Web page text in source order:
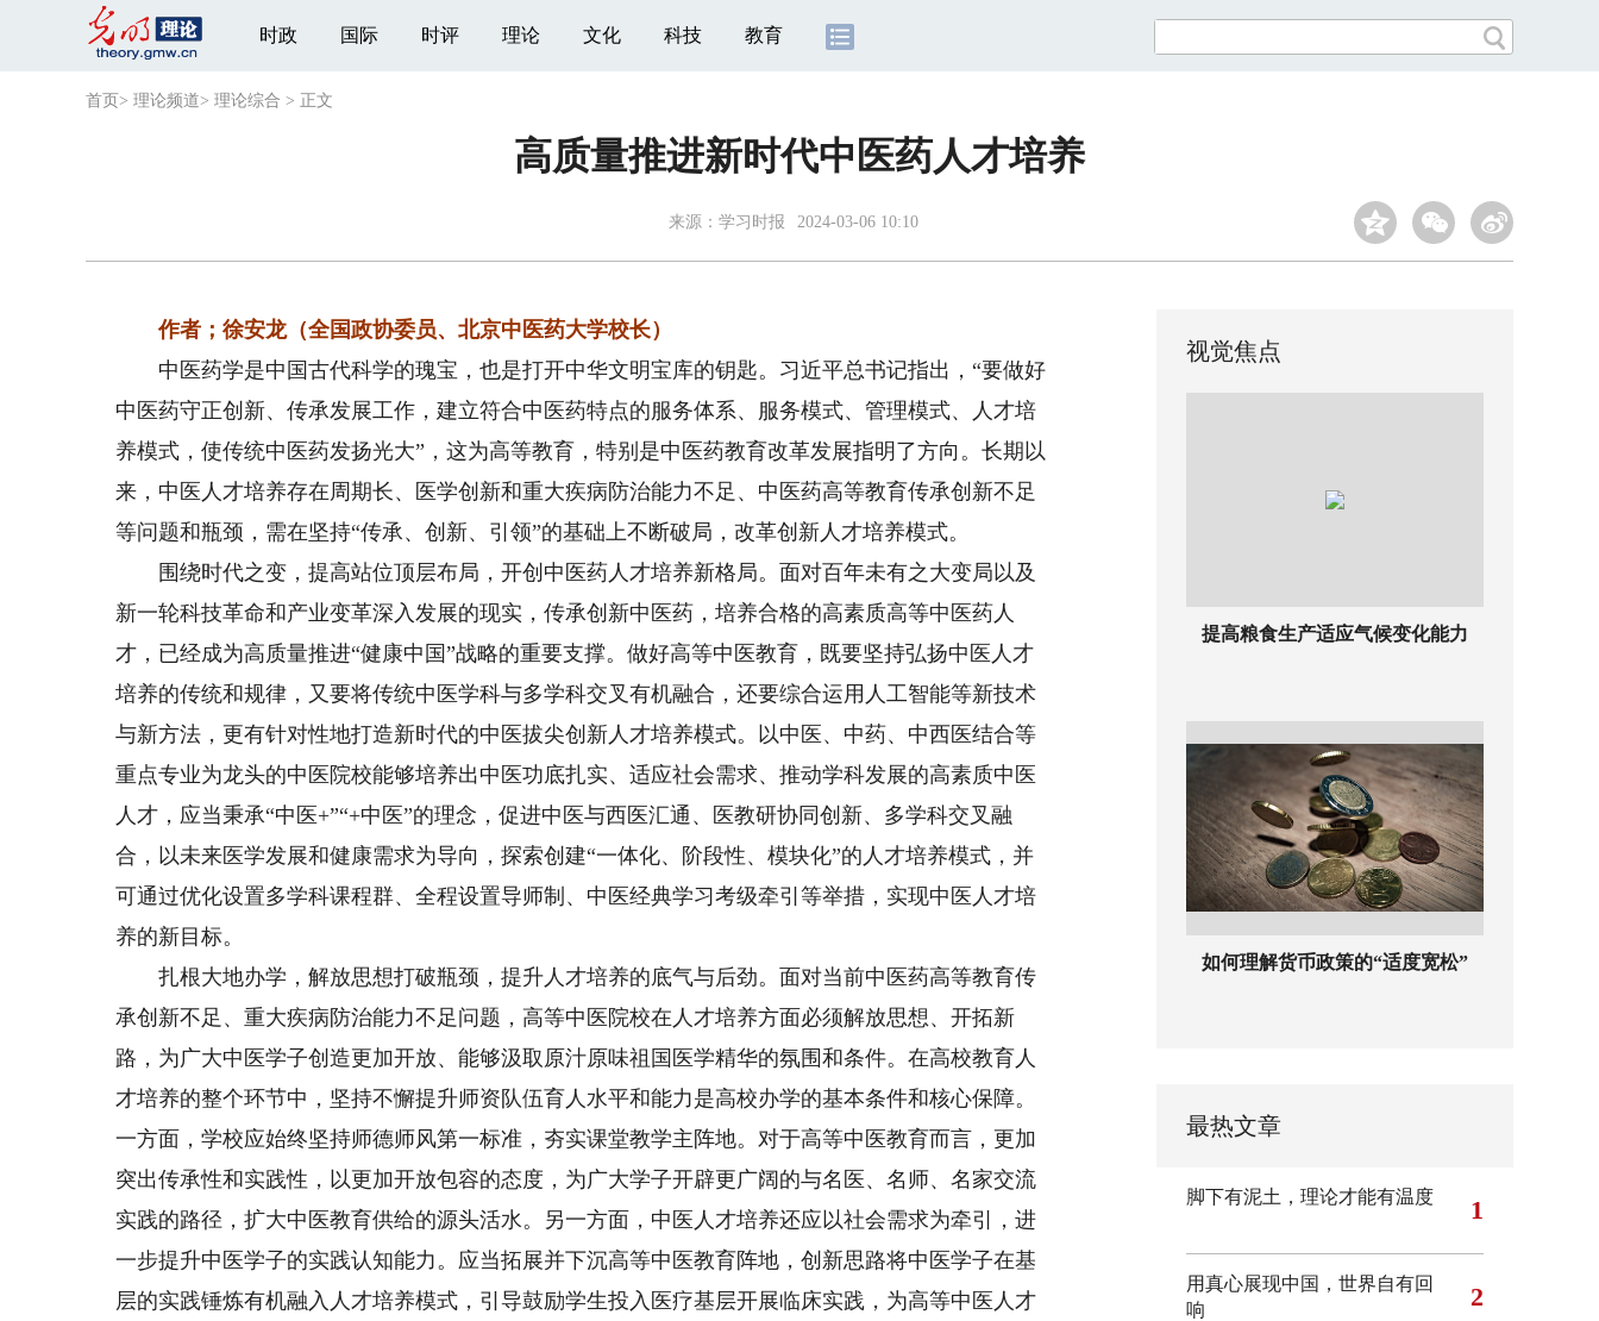
时政 国际 时评 理论 文化 科技 教育
首页 > 理论频道> 理论综合 > 正文
高质量推进新时代中医药人才培养
来源： 学习时报 2024-03-06 10:10
作者；徐安龙（全国政协委员、北京中医药大学校长）
中医药学是中国古代科学的瑰宝，也是打开中华文明宝库的钥匙。习近平总书记指出，“要做好
中医药守正创新、传承发展工作，建立符合中医药特点的服务体系、服务模式、管理模式、人才培
养模式，使传统中医药发扬光大”，这为高等教育，特别是中医药教育改革发展指明了方向。长期以
来，中医人才培养存在周期长、医学创新和重大疾病防治能力不足、中医药高等教育传承创新不足
等问题和瓶颈，需在坚持“传承、创新、引领”的基础上不断破局，改革创新人才培养模式。
围绕时代之变，提高站位顶层布局，开创中医药人才培养新格局。面对百年未有之大变局以及
新一轮科技革命和产业变革深入发展的现实，传承创新中医药，培养合格的高素质高等中医药人
才，已经成为高质量推进“健康中国”战略的重要支撑。做好高等中医教育，既要坚持弘扬中医人才
培养的传统和规律，又要将传统中医学科与多学科交叉有机融合，还要综合运用人工智能等新技术
与新方法，更有针对性地打造新时代的中医拔尖创新人才培养模式。以中医、中药、中西医结合等
重点专业为龙头的中医院校能够培养出中医功底扎实、适应社会需求、推动学科发展的高素质中医
人才，应当秉承“中医+”“+中医”的理念，促进中医与西医汇通、医教研协同创新、多学科交叉融
合，以未来医学发展和健康需求为导向，探索创建“一体化、阶段性、模块化”的人才培养模式，并
可通过优化设置多学科课程群、全程设置导师制、中医经典学习考级牵引等举措，实现中医人才培
养的新目标。
扎根大地办学，解放思想打破瓶颈，提升人才培养的底气与后劲。面对当前中医药高等教育传
承创新不足、重大疾病防治能力不足问题，高等中医院校在人才培养方面必须解放思想、开拓新
路，为广大中医学子创造更加开放、能够汲取原汁原味祖国医学精华的氛围和条件。在高校教育人
才培养的整个环节中，坚持不懈提升师资队伍育人水平和能力是高校办学的基本条件和核心保障。
一方面，学校应始终坚持师德师风第一标准，夯实课堂教学主阵地。对于高等中医教育而言，更加
突出传承性和实践性，以更加开放包容的态度，为广大学子开辟更广阔的与名医、名师、名家交流
实践的路径，扩大中医教育供给的源头活水。另一方面，中医人才培养还应以社会需求为牵引，进
一步提升中医学子的实践认知能力。应当拓展并下沉高等中医教育阵地，创新思路将中医学子在基
层的实践锤炼有机融入人才培养模式，引导鼓励学生投入医疗基层开展临床实践，为高等中医人才
视觉焦点
提高粮食生产适应气候变化能力
如何理解货币政策的“适度宽松”
最热文章
脚下有泥土，理论才能有温度 1
用真心展现中国，世界自有回
响
2